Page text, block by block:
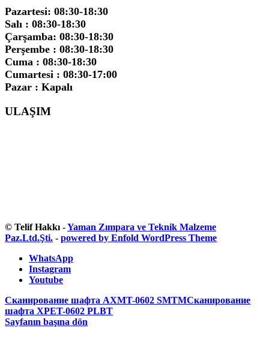
Pazartesi: 08:30-18:30
Salı : 08:30-18:30
Çarşamba: 08:30-18:30
Perşembe : 08:30-18:30
Cuma : 08:30-18:30
Cumartesi : 08:30-17:00
Pazar : Kapalı
ULAŞIM
© Telif Hakkı -Yaman Zımpara ve Teknik Malzeme
Paz.Ltd.Şti. - powered by Enfold WordPress Theme
WhatsApp
Instagram
Youtube
Сканирование шафта AXMT-0602 SMTMСканирование
шафта XPET-0602 PLBT
Sayfanın başına dön